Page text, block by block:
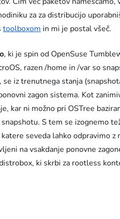
za za distribucijo
toolboxom in mi je postal všeč.
, ki je spin od OpenSuse
razen /home in /var so
iz trenutnega stanja
zagon sistema. Kot
kar ni možno pri OSTree
S tem se izognemo
seveda lahko odpravimo
na vsakdanje ponovne
ki skrbi za rootless